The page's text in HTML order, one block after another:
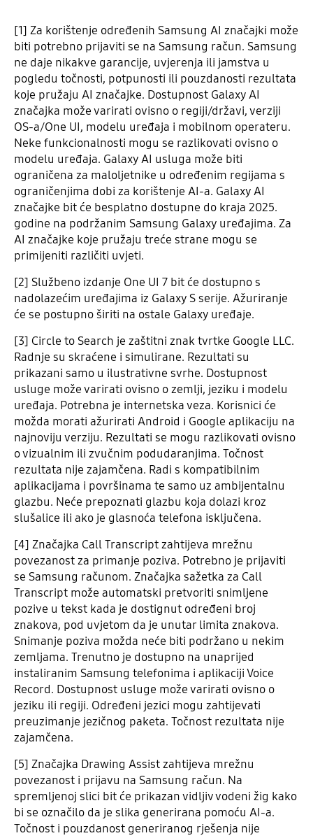
[1] Za korištenje određenih Samsung AI značajki može
biti potrebno prijaviti se na Samsung račun. Samsung
ne daje nikakve garancije, uvjerenja ili jamstva u
pogledu točnosti, potpunosti ili pouzdanosti rezultata
koje pružaju AI značajke. Dostupnost Galaxy AI
značajka može varirati ovisno o regiji/državi, verziji
OS-a/One UI, modelu uređaja i mobilnom operateru.
Neke funkcionalnosti mogu se razlikovati ovisno o
modelu uređaja. Galaxy AI usluga može biti
ograničena za maloljetnike u određenim regijama s
ograničenjima dobi za korištenje AI-a. Galaxy AI
značajke bit će besplatno dostupne do kraja 2025.
godine na podržanim Samsung Galaxy uređajima. Za
AI značajke koje pružaju treće strane mogu se
primijeniti različiti uvjeti.
[2] Službeno izdanje One UI 7 bit će dostupno s
nadolazećim uređajima iz Galaxy S serije. Ažuriranje
će se postupno širiti na ostale Galaxy uređaje.
[3] Circle to Search je zaštitni znak tvrtke Google LLC.
Radnje su skraćene i simulirane. Rezultati su
prikazani samo u ilustrativne svrhe. Dostupnost
usluge može varirati ovisno o zemlji, jeziku i modelu
uređaja. Potrebna je internetska veza. Korisnici će
možda morati ažurirati Android i Google aplikaciju na
najnoviju verziju. Rezultati se mogu razlikovati ovisno
o vizualnim ili zvučnim podudaranjima. Točnost
rezultata nije zajamčena. Radi s kompatibilnim
aplikacijama i površinama te samo uz ambijentalnu
glazbu. Neće prepoznati glazbu koja dolazi kroz
slušalice ili ako je glasnoća telefona isključena.
[4] Značajka Call Transcript zahtijeva mrežnu
povezanost za primanje poziva. Potrebno je prijaviti
se Samsung računom. Značajka sažetka za Call
Transcript može automatski pretvoriti snimljene
pozive u tekst kada je dostignut određeni broj
znakova, pod uvjetom da je unutar limita znakova.
Snimanje poziva možda neće biti podržano u nekim
zemljama. Trenutno je dostupno na unaprijed
instaliranim Samsung telefonima i aplikaciji Voice
Record. Dostupnost usluge može varirati ovisno o
jeziku ili regiji. Određeni jezici mogu zahtijevati
preuzimanje jezičnog paketa. Točnost rezultata nije
zajamčena.
[5] Značajka Drawing Assist zahtijeva mrežnu
povezanost i prijavu na Samsung račun. Na
spremljenoj slici bit će prikazan vidljiv vodeni žig kako
bi se označilo da je slika generirana pomoću AI-a.
Točnost i pouzdanost generiranog rješenja nije